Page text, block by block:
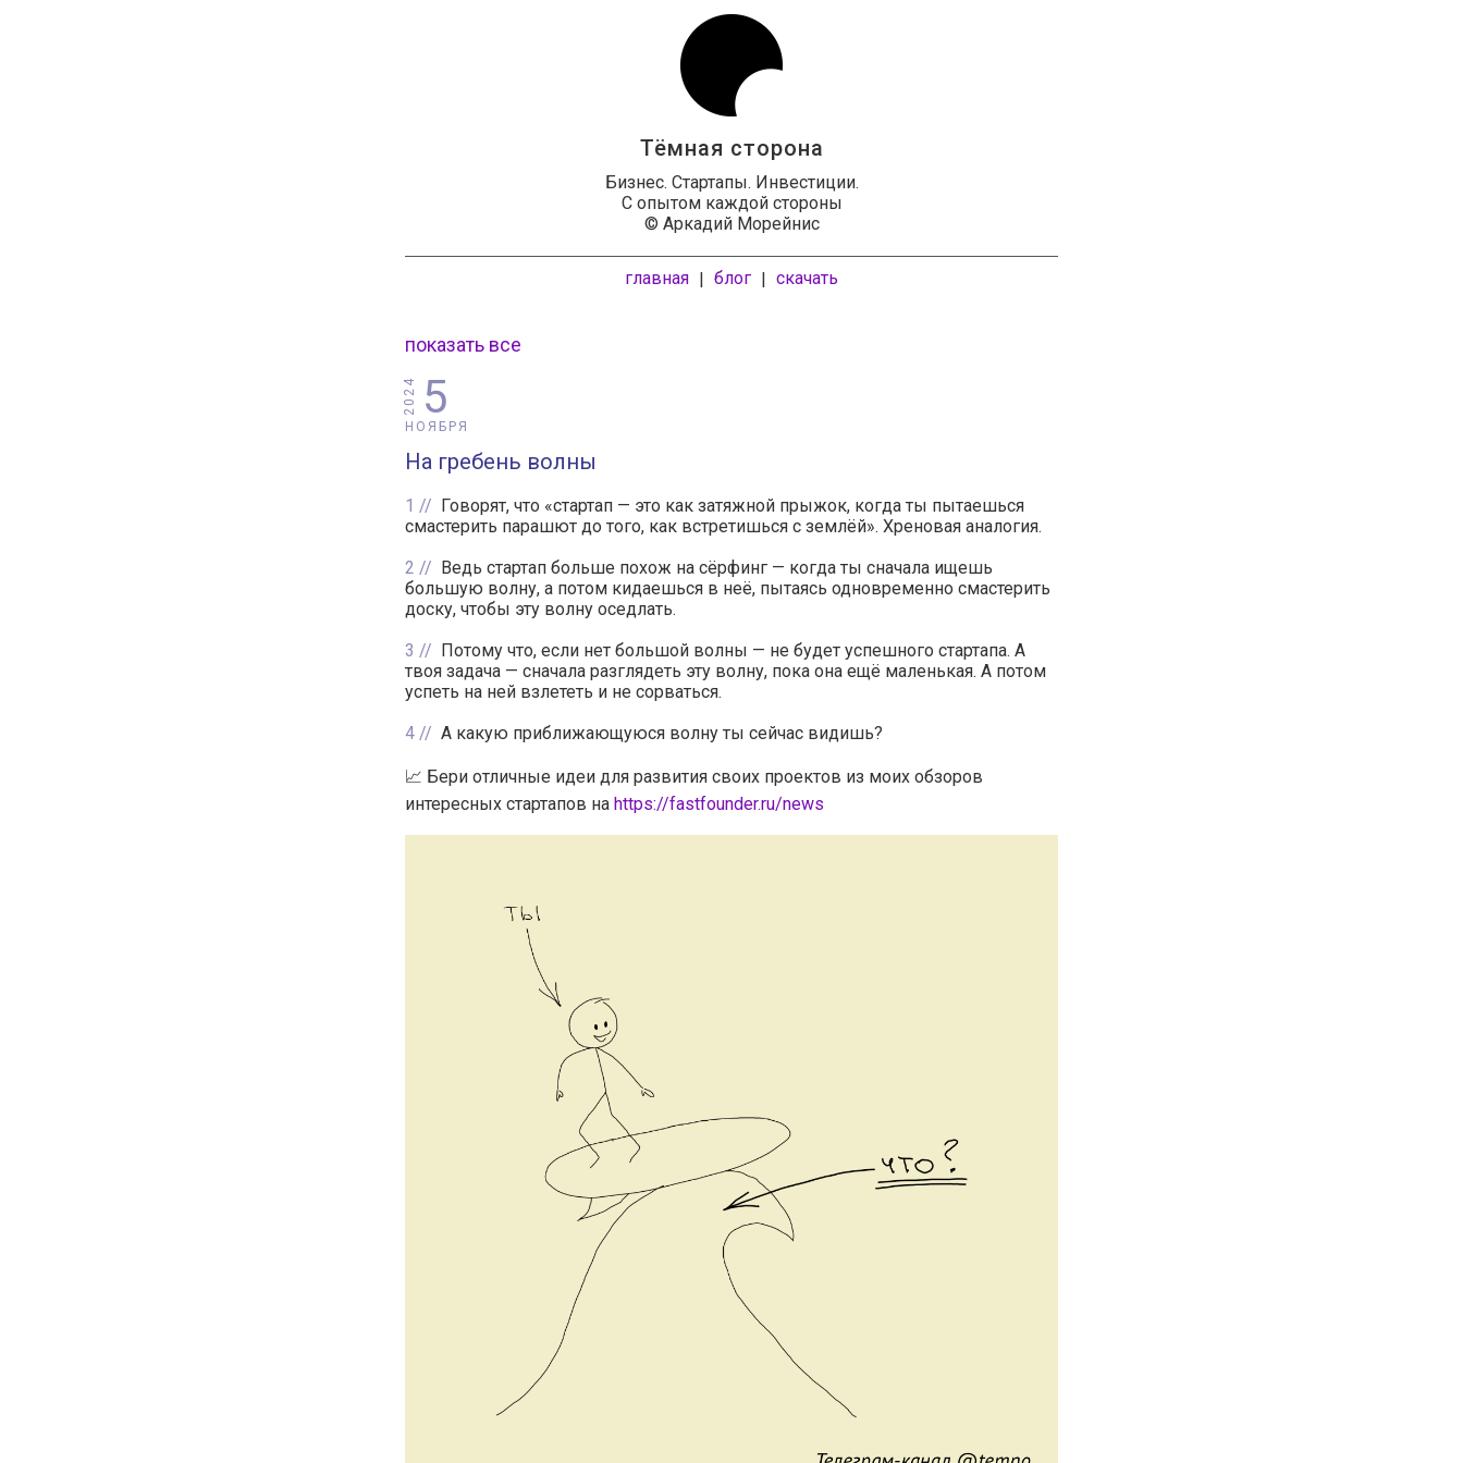
Тёмная сторона
Бизнес. Стартапы. Инвестиции.
С опытом каждой стороны
© Аркадий Морейнис
главная | блог | скачать
показать все
5
НОЯБРЯ
2024
На гребень волны
1
Говорят, что «стартап — это как затяжной прыжок, когда ты пытаешься
смастерить парашют до того, как встретишься с землёй». Хреновая аналогия.
2
Ведь стартап больше похож на сёрфинг — когда ты сначала ищешь
большую волну, а потом кидаешься в неё, пытаясь одновременно смастерить
доску, чтобы эту волну оседлать.
3
Потому что, если нет большой волны — не будет успешного стартапа. А
твоя задача — сначала разглядеть эту волну, пока она ещё маленькая. А потом
успеть на ней взлететь и не сорваться.
4
А какую приближающуюся волну ты сейчас видишь?
📈 Бери отличные идеи для развития своих проектов из моих обзоров
интересных стартапов на https://fastfounder.ru/news